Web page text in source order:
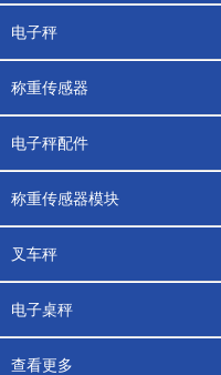
电子秤
称重传感器
电子秤配件
称重传感器模块
叉车秤
电子桌秤
查看更多